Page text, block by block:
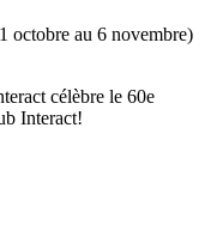
octobre au 6 novembre)
célèbre le 60e
Interact!